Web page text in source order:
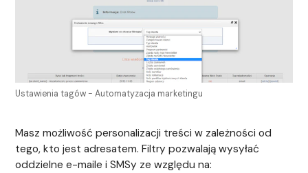
Ustawienia tagów - Automatyzacja marketingu
Masz możliwość personalizacji treści w zależności od
tego, kto jest adresatem. Filtry pozwalają wysyłać
oddzielne e-maile i SMSy ze względu na: